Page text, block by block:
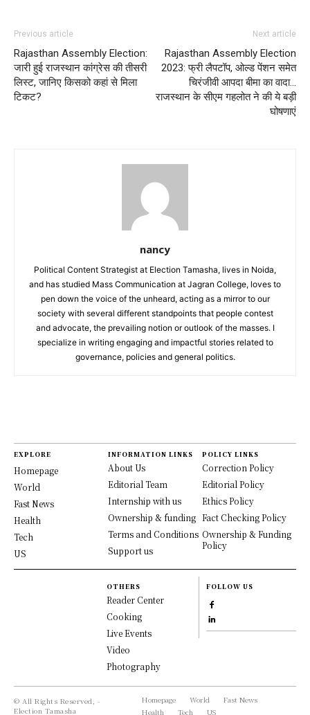
Previous article
Rajasthan Assembly Election:
जारी हुई राजस्थान कांग्रेस की तीसरी
लिस्ट, जानिए किसको कहां से मिला
टिकट?
Next article
Rajasthan Assembly Election
2023: फ्री लैपटॉप, ओल्ड पेंशन समेत
चिरंजीवी आपदा बीमा का वादा…
राजस्थान के सीएम गहलोत ने की ये बड़ी
घोषणाएं
nancy
Political Content Strategist at Election Tamasha, lives in Noida,
and has studied Mass Communication at Jagran College, loves to
pen down the voice of the unheard, acting as a mirror to our
society with several different standpoints that people contest
and advocate, the prevailing notion or outlook of the masses. I
specialize in writing engaging and impactful stories related to
governance, policies and general politics.
EXPLORE
Homepage
World
Fast News
Health
Tech
US
INFORMATION LINKS
About Us
Editorial Team
Internship with us
Ownership & funding
Terms and Conditions
Support us
POLICY LINKS
Correction Policy
Editorial Policy
Ethics Policy
Fact Checking Policy
Ownership & Funding
Policy
OTHERS
Reader Center
Cooking
Live Events
Video
Photography
FOLLOW US
© All Rights Reserved, -
Election Tamasha
Homepage World
Fast News
Health
Tech US